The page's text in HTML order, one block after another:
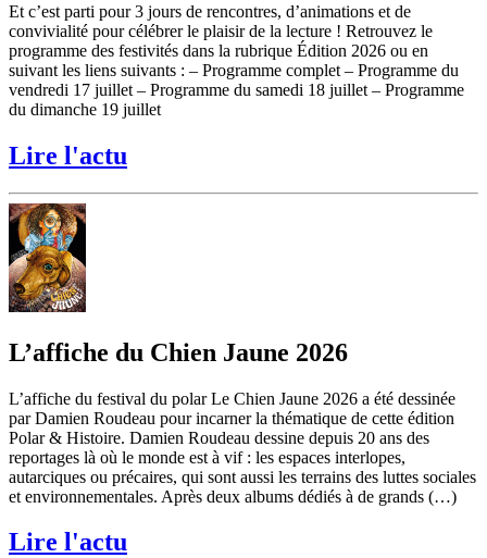
Et c’est parti pour 3 jours de rencontres, d’animations et de
convivialité pour célébrer le plaisir de la lecture ! Retrouvez le
programme des festivités dans la rubrique Édition 2026 ou en
suivant les liens suivants : – Programme complet – Programme du
vendredi 17 juillet – Programme du samedi 18 juillet – Programme
du dimanche 19 juillet
Lire l'actu
L’affiche du Chien Jaune 2026
L’affiche du festival du polar Le Chien Jaune 2026 a été dessinée
par Damien Roudeau pour incarner la thématique de cette édition
Polar & Histoire. Damien Roudeau dessine depuis 20 ans des
reportages là où le monde est à vif : les espaces interlopes,
autarciques ou précaires, qui sont aussi les terrains des luttes sociales
et environnementales. Après deux albums dédiés à de grands (…)
Lire l'actu